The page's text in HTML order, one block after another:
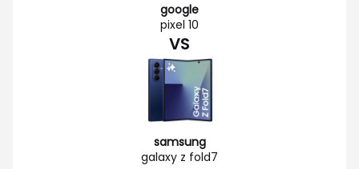
google
pixel 10
VS
samsung
galaxy z fold7